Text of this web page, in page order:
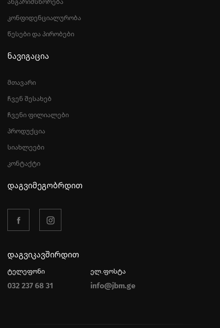
კონფიდენციალურობა
წესები და პირობები
ნავიგაცია
მთავარი
ჩვენ შესახებ
ჩვენი ფილიალები
პროდუქცია
სიახლეები
კონტაქტი
დაგვიმეგობრდით
დაგვიკავშირდით
ტელეფონი
032 237 68 31
ელ.ფოსტა
info@jbm.ge